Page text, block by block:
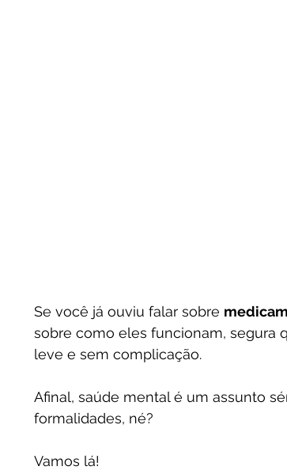
Se você já ouviu falar sobre
sobre como eles funcionam, segura
leve e sem complicação.
Afinal, saúde mental é um assunto
formalidades, né?
Vamos lá!